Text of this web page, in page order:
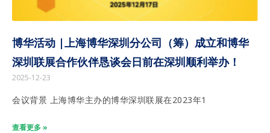
博华活动 |上海博华深圳分公司（筹）成立和博华
深圳联展合作伙伴恳谈会日前在深圳顺利举办！
2025-12-23
会议背景 上海博华主办的博华深圳联展在2023年1
查看更多 »